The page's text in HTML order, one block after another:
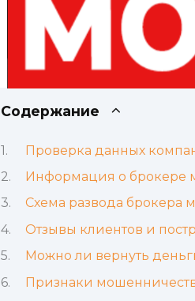
Содержание
Проверка данных
Информация о брокере
Схема развода брокера
Отзывы клиентов и
Можно ли вернуть
Признаки